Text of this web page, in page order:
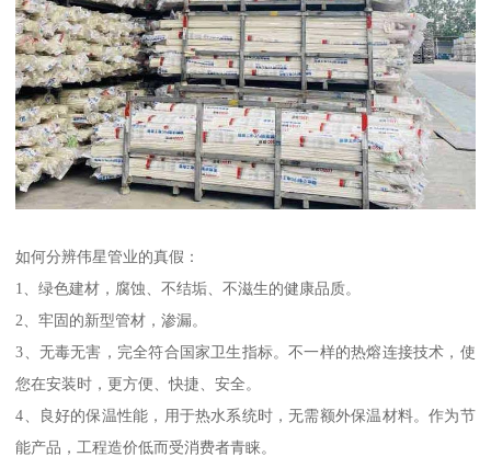
如何分辨伟星管业的真假：
1、绿色建材，腐蚀、不结垢、不滋生的健康品质。
2、牢固的新型管材，渗漏。
3、无毒无害，完全符合国家卫生指标。不一样的热熔连接技术，使
您在安装时，更方便、快捷、安全。
4、良好的保温性能，用于热水系统时，无需额外保温材料。作为节
能产品，工程造价低而受消费者青睐。